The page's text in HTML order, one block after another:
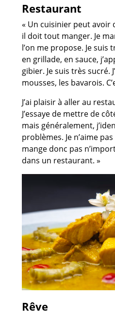
Restaurant
« Un cuisinier peut avoir
il doit tout manger. Je
l’on me propose. Je suis
en grillade, en sauce,
gibier. Je suis très sucré.
mousses, les bavarois.
J’ai plaisir à aller au
J’essaye de mettre de
mais généralement,
problèmes. Je n’aime
mange donc pas
dans un restaurant. »
Rêve